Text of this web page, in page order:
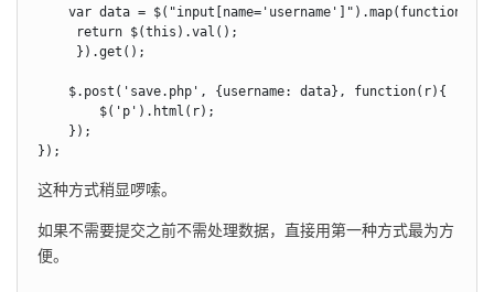
var data = $("input[name='username']").map(function ()
     return $(this).val();
     }).get();
    $.post('save.php', {username: data}, function(r){
        $('p').html(r);
    });
});
这种方式稍显啰嗦。
如果不需要提交之前不需处理数据，直接用第一种方式最为方
便。